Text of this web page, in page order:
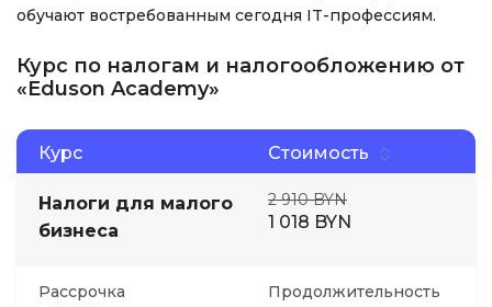
обучают востребованным сегодня IT-профессиям.
Курс по налогам и налогообложению от
«Eduson Academy»
Курс Стоимость
Налоги для малого
бизнеса
2 910 BYN
1 018 BYN
Рассрочка
Продолжительность